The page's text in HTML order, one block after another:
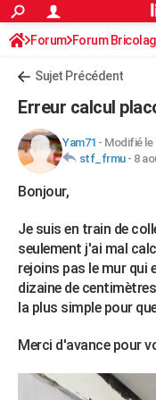
ACTUALITÉS
Politique
Société
Faits Divers
Education
Monde
Villes
+
FINANCE
Retraite
Impôts
Epargne
Immobilier
Risques naturels par ville
Banque
Assurance
Crédit
AUTO
Essais
Réserver un essai
Citadines
Berlines
SUV
Forum auto
+HIGH-TECH
Mobiles
Meilleur smartphone
Internet
Ordinateurs
Jeux vidéo
Guide high-tech
+
Forum
Aménagement intérieur
Extérieur
Cuisine
Salle de bains
Jardinage
Rangement
WEEK-END
Guides de France
Escapades
Patrimoine
Expositions
Musées
Week-end nature
LIFESTYLE
Art de vivre
Bien-être
Loisirs
Mode
Modes de vie
SANTE
Alimentation
Guide de la santé
Maladies
Médicaments
Sommeil
VOYAGE
Forum Forum
Sujet Précédent
Erreur calcul
Yam71 - Modifié le
stf_frmu- 8
Bonjour,
Je suis en train de
seulement j'ai mal
rejoins pas le mur qui
dizaine de
la plus simple pour
Merci d'avance pour